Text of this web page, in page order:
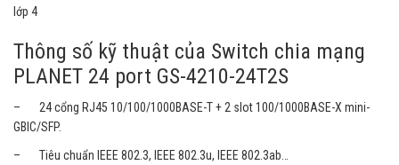
lớp 4
Thông số kỹ thuật của Switch chia mạng
PLANET 24 port GS-4210-24T2S
– 24 cổng RJ45 10/100/1000BASE-T + 2 slot 100/1000BASE-X mini-
GBIC/SFP.
– Tiêu chuẩn IEEE 802.3, IEEE 802.3u, IEEE 802.3ab…